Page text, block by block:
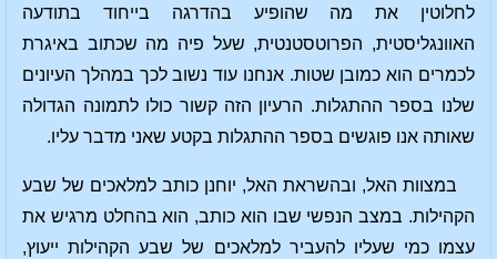
לחלוטין את מה שהופיע בהדרגה בייחוד בתודעה
האוונגליסטית, הפרוטסטנטית, שעל פיה מה שכתוב באיגרת
לכמרים הוא כמובן שטות. אנחנו עוד נשוב לכך במהלך העיונים
שלנו בספר ההתגלות. הרעיון הזה קשור כולו לתמונה הגדולה
שאותה אנו פוגשים בספר ההתגלות בקטע שאני מדבר עליו.
במצוות האל, ובהשראת האל, יוחנן כותב למלאכים של שבע
הקהילות. במצב הנפשי שבו הוא כותב, הוא בהחלט מרגיש את
עצמו כמי שעליו להעביר למלאכים של שבע הקהילות ייעוץ,